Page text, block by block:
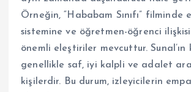
Örneğin, “Hababam Sınıfı” filminde
sistemine ve öğretmen-öğrenci
önemli eleştiriler mevcuttur.
genellikle saf, iyi kalpli ve adalet
kişilerdir. Bu durum, izleyicilerin